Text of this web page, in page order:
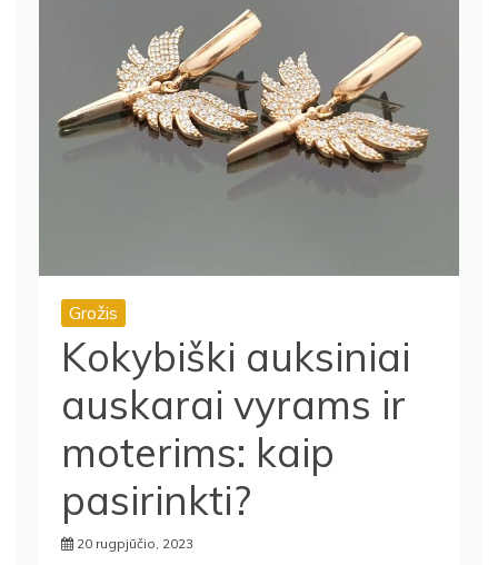
Grožis
Kokybiški auksiniai
auskarai vyrams ir
moterims: kaip
pasirinkti?
20 rugpjūčio, 2023